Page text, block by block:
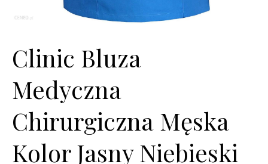
Clinic Bluza
Medyczna
Chirurgiczna Męska
Kolor Jasny Niebieski